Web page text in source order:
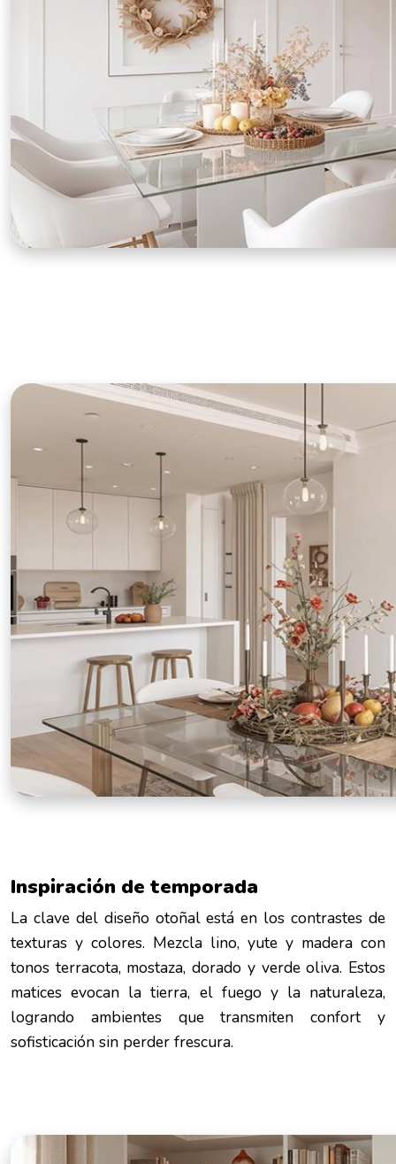
Inspiración de temporada
La clave del diseño otoñal está en los contrastes de
texturas y colores. Mezcla lino, yute y madera con
tonos terracota, mostaza, dorado y verde oliva. Estos
matices evocan la tierra, el fuego y la naturaleza,
logrando ambientes que transmiten confort y
sofisticación sin perder frescura.